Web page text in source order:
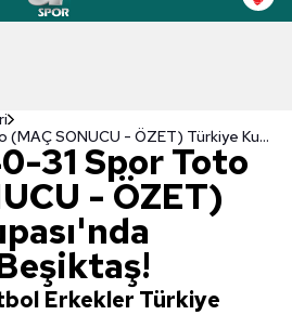
Beşiktaş 40-31 Spor Toto (MAÇ SONUCU - ÖZET) Türkiye Kupası'nda şampiyon Beşiktaş!
31 Spor Toto
- ÖZET)
Erkekler Türkiye